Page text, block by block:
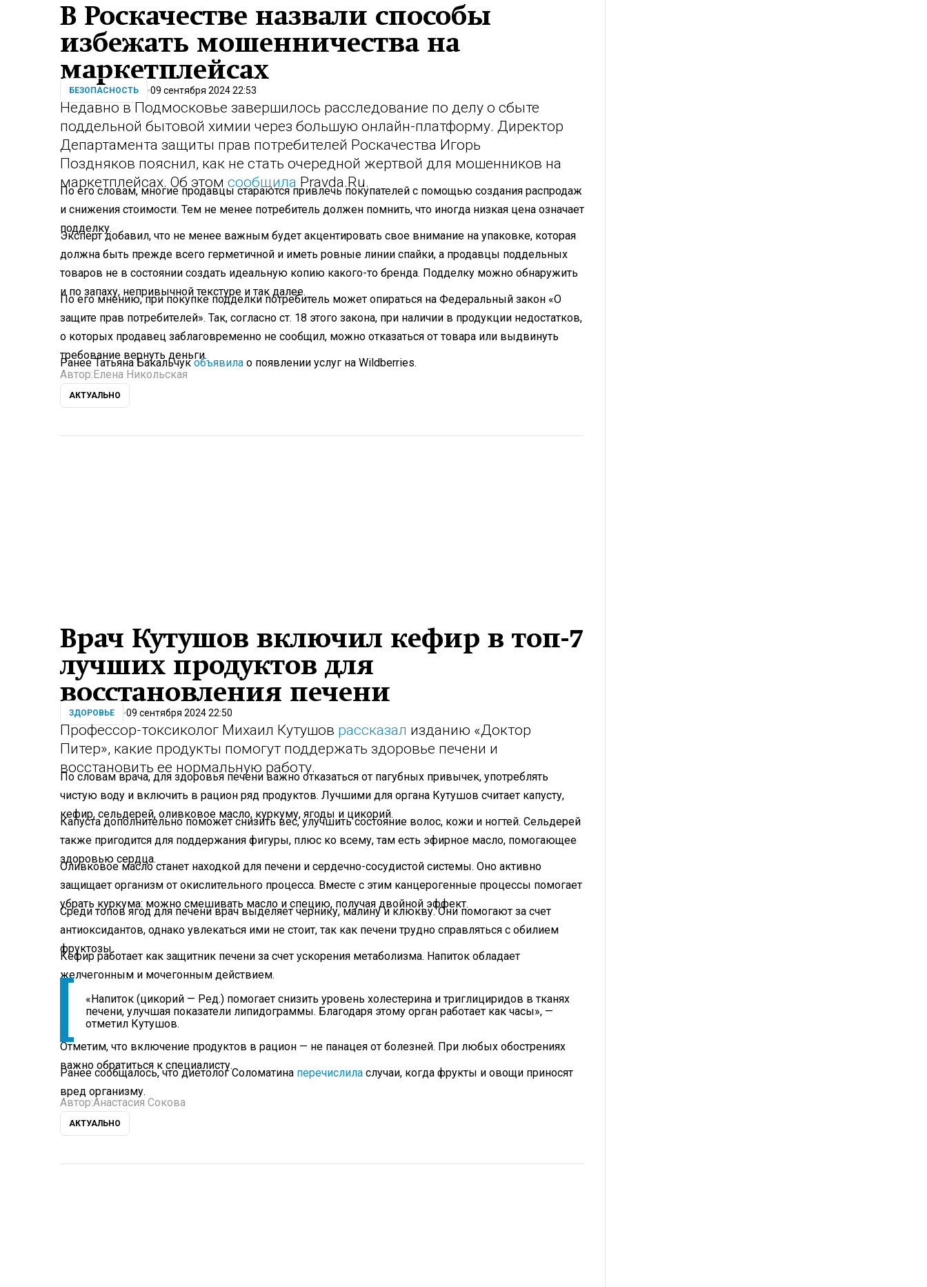
В Роскачестве назвали способы
избежать мошенничества на
маркетплейсах
БЕЗОПАСНОСТЬ 09 сентября 2024 22:53
Недавно в Подмосковье завершилось расследование по делу о сбыте
поддельной бытовой химии через большую онлайн-платформу. Директор
Департамента защиты прав потребителей Роскачества Игорь
Поздняков пояснил, как не стать очередной жертвой для мошенников на
маркетплейсах. Об этом сообщила Pravda.Ru.
По его словам, многие продавцы стараются привлечь покупателей с помощью создания распродаж
и снижения стоимости. Тем не менее потребитель должен помнить, что иногда низкая цена означает
подделку.
Эксперт добавил, что не менее важным будет акцентировать свое внимание на упаковке, которая
должна быть прежде всего герметичной и иметь ровные линии спайки, а продавцы поддельных
товаров не в состоянии создать идеальную копию какого-то бренда. Подделку можно обнаружить
и по запаху, непривычной текстуре и так далее.
По его мнению, при покупке подделки потребитель может опираться на Федеральный закон «О
защите прав потребителей». Так, согласно ст. 18 этого закона, при наличии в продукции недостатков,
о которых продавец заблаговременно не сообщил, можно отказаться от товара или выдвинуть
требование вернуть деньги.
Ранее Татьяна Бакальчукобъявила о появлении услуг на Wildberries.
Автор: Елена Никольская
АКТУАЛЬНО
Врач Кутушов включил кефир в топ-7
лучших продуктов для
восстановления печени
ЗДОРОВЬЕ 09 сентября 2024 22:50
Профессор-токсиколог Михаил Кутушов рассказал изданию «Доктор
Питер», какие продукты помогут поддержать здоровье печени и
восстановить ее нормальную работу.
По словам врача, для здоровья печени важно отказаться от пагубных привычек, употреблять
чистую воду и включить в рацион ряд продуктов. Лучшими для органа Кутушов считает капусту,
кефир, сельдерей, оливковое масло, куркуму, ягоды и цикорий.
Капуста дополнительно поможет снизить вес, улучшить состояние волос, кожи и ногтей. Сельдерей
также пригодится для поддержания фигуры, плюс ко всему, там есть эфирное масло, помогающее
здоровью сердца.
Оливковое масло станет находкой для печени и сердечно-сосудистой системы. Оно активно
защищает организм от окислительного процесса. Вместе с этим канцерогенные процессы помогает
убрать куркума: можно смешивать масло и специю, получая двойной эффект.
Среди топов ягод для печени врач выделяет чернику, малину и клюкву. Они помогают за счет
антиоксидантов, однако увлекаться ими не стоит, так как печени трудно справляться с обилием
фруктозы.
Кефир работает как защитник печени за счет ускорения метаболизма. Напиток обладает
желчегонным и мочегонным действием.
«Напиток (цикорий — Ред.) помогает снизить уровень холестерина и триглициридов в тканях
печени, улучшая показатели липидограммы. Благодаря этому орган работает как часы», —
отметил Кутушов.
Отметим, что включение продуктов в рацион — не панацея от болезней. При любых обострениях
важно обратиться к специалисту.
Ранее сообщалось, что диетолог Соломатина перечислила случаи, когда фрукты и овощи приносят
вред организму.
Автор:Анастасия Сокова
АКТУАЛЬНО